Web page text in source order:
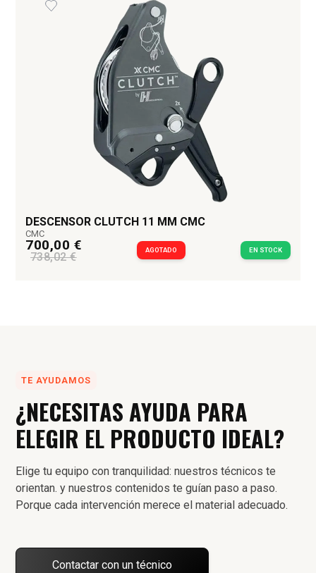
DESCENSOR CLUTCH 11 MM CMC
CMC
700,00 €
738,02 € AGOTADO EN STOCK
TE AYUDAMOS
¿NECESITAS AYUDA PARA
ELEGIR EL PRODUCTO IDEAL?
Elige tu equipo con tranquilidad: nuestros técnicos te
orientan. y nuestros contenidos te guían paso a paso.
Porque cada intervención merece el material adecuado.
Contactar con un técnico